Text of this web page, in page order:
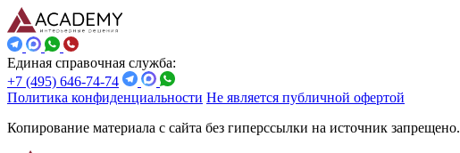
Единая справочная служба:
+7 (495) 646-74-74
Политика конфиденциальности Не является публичной офертой
Копирование материала с сайта без гиперссылки на источник запрещено.